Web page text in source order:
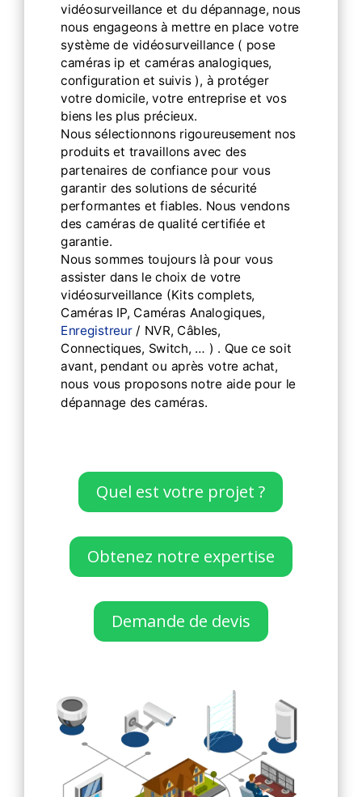
vidéosurveillance et du dépannage, nous
nous engageons à mettre en place votre
système de vidéosurveillance ( pose
caméras ip et caméras analogiques,
configuration et suivis ), à protéger
votre domicile, votre entreprise et vos
biens les plus précieux.
Nous sélectionnons rigoureusement nos
produits et travaillons avec des
partenaires de confiance pour vous
garantir des solutions de sécurité
performantes et fiables. Nous vendons
des caméras de qualité certifiée et
garantie.
Nous sommes toujours là pour vous
assister dans le choix de votre
vidéosurveillance (Kits complets,
Caméras IP, Caméras Analogiques,
Enregistreur/ NVR, Câbles,
Connectiques, Switch, … ) . Que ce soit
avant, pendant ou après votre achat,
nous vous proposons notre aide pour le
dépannage des caméras.
Quel est votre projet ?
Obtenez notre expertise
Demande de devis